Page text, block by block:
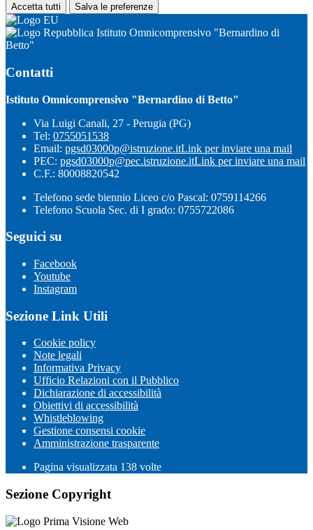
Accetta tutti Salva le preferenze
Istituto Omnicomprensivo "Bernardino di
Betto"
Contatti
Istituto Omnicomprensivo "Bernardino di Betto"
Via Luigi Canali, 27 - Perugia (PG)
Tel: 0755051538
Email: pgsd03000p@istruzione.itLink per inviare una mail
PEC: pgsd03000p@pec.istruzione.itLink per inviare una mail
C.F.: 80008820542
Telefono sede biennio Liceo c/o Pascal: 0759114266
Telefono Scuola Sec. di I grado: 0755722086
Seguici su
Facebook
Youtube
Instagram
Sezione Link Utili
Cookie policy
Note legali
Informativa Privacy
Ufficio Relazioni con il Pubblico
Dichiarazione di accessibilità
Obiettivi di accessibilità
Whistleblowing
Gestione consensi cookie
Amministrazione trasparente
Pagina visualizzata 138 volte
Sezione Copyright